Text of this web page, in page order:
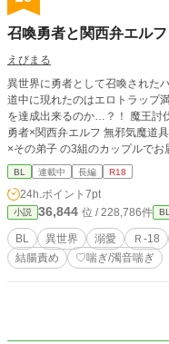
召喚勇者と関西弁エルフ
えびまる
異世界に勇者として召喚された
道中に現れたのはエロトラップ
を達成出来るのか…？！ 魔王討伐は要素程度であまり戦闘シーンはありません
勇者×関西弁エルフ 無邪気魔道
×その弟子 の3組のカップルでお届けします！ よくあるエロトラップダンジョン
の感じではないかもです… やた
です！すいません！！ ※ハイパ
フ視点と、ダンジョン内やR18
⚠️ ※エロには印つけときまーす 地雷が多い方はお気をつけて！ タグに載り切ら
なかったのでこちらにも記載しておきます BL/異世界/ファ
カ/エロトラップダンジョン/♡喘
淫語/モロ語/女性器表現/ショタおに(見た目だけ)/ 記
BL 連載中 長編 R18
24h.ポイント 7pt
小説 36,844 位 / 228,786件 BL
BL 異世界 溺愛 Ｒ-18
結腸責め
♡喘ぎ/濁音喘ぎ